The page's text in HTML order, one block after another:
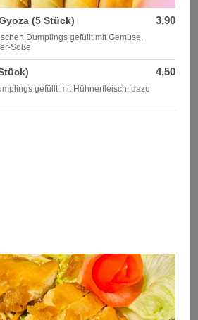
(5 Stück)
Dumplings gefüllt mit Gemüse,
Soße
3,90
gefüllt mit Hühnerfleisch, dazu
4,50